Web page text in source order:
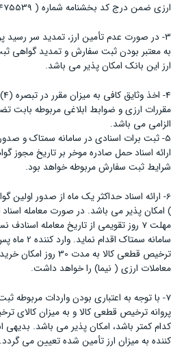
ارزی ضمن درج کد بخشنامه شماره ( 5475539) می باشد.
3- در صورت عدم تأمین ارز، تمدید سر
به معتبر بودن ثبت سفارش و تمدید گواهی
ارز این بانک امکان پذیر می باشد.
مقررات ارزی و ضوابط ابلاغی مربوطه بابت
الزامی می باشد.
5- ثبت برات اسنادی در سامانه سمتاک و صدور
ارائه اسناد حمل صادره موخر بر تاریخ مجوز
شرایط ثبت سفارش مربوطه خواهد بود.
6- ارائه اسناد حداکثر یک ماه از صدور
) امکان پذیر می باشد. در صورت معامله
مهلت 7 روز تقویمی از تاریخ معامله
سامانه
ترخیص قطعی کالا به
معاملات ارزی ( نیما) را خواهد داشت.
7- با توجه به اعتباری بودن واردات مربوطه
پروانه ترخیص قطعی کالا و به میزان کالای
کدام کمتر باشد، امکان پذیر می باشد. بدیهی
کننده به میزان ارز تأمین شده تعیین می گردد.